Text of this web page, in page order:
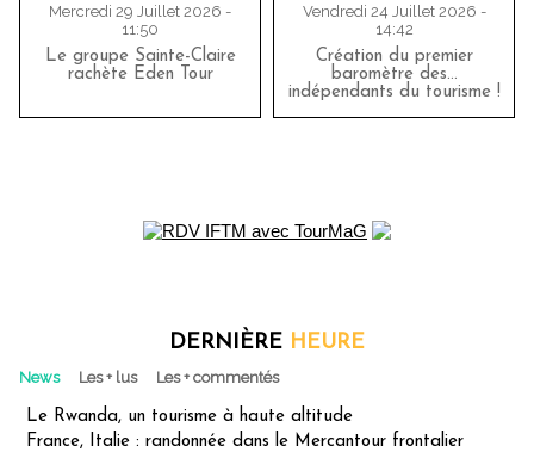
Mercredi 29 Juillet 2026 -
11:50
Le groupe Sainte-Claire
rachète Eden Tour
Vendredi 24 Juillet 2026 -
14:42
Création du premier
baromètre des…
indépendants du tourisme !
DERNIÈRE HEURE
News Les + lus Les + commentés
Le Rwanda, un tourisme à haute altitude
France, Italie : randonnée dans le Mercantour frontalier